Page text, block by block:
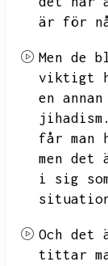
är för
Men de
viktigt
en
jihadism.
får man
men det
i sig
Och det
tittar